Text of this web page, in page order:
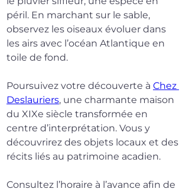
péril. En marchant sur le sable,
observez les oiseaux évoluer dans
les airs avec l’océan Atlantique en
toile de fond.
Poursuivez votre découverte à Chez
Deslauriers, une charmante maison
du XIXe siècle transformée en
centre d’interprétation. Vous y
découvrirez des objets locaux et des
récits liés au patrimoine acadien.
Consultez l’horaire à l’avance afin de